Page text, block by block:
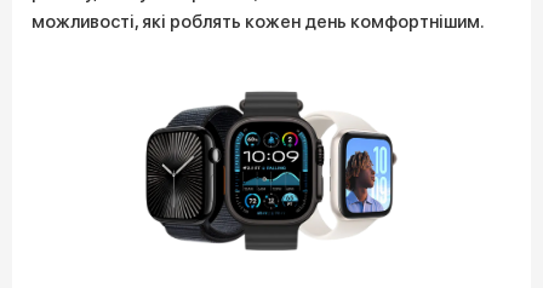
можливості, які роблять кожен день комфортнішим.